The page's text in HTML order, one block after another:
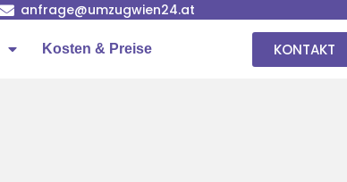
anfrage@umzugwien24.at
Kosten & Preise KONTAKT